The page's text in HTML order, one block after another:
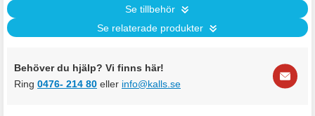
Se tillbehör
Se relaterade produkter
Behöver du hjälp? Vi finns här!
Ring 0476- 214 80 eller info@kalls.se